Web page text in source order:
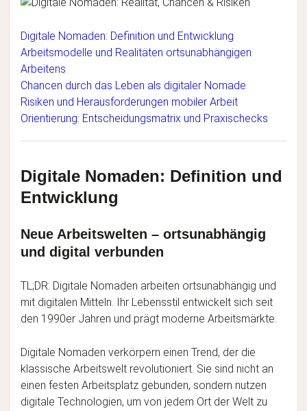
Digitale Nomaden: Definition und Entwicklung
Arbeitsmodelle und Realitäten ortsunabhängigen
Arbeitens
Chancen durch das Leben als digitaler Nomade
Risiken und Herausforderungen mobiler Arbeit
Orientierung: Entscheidungsmatrix und Praxischecks
Digitale Nomaden: Definition und
Entwicklung
Neue Arbeitswelten – ortsunabhängig
und digital verbunden
TL;DR: Digitale Nomaden arbeiten ortsunabhängig und
mit digitalen Mitteln. Ihr Lebensstil entwickelt sich seit
den 1990er Jahren und prägt moderne Arbeitsmärkte.
Digitale Nomaden verkörpern einen Trend, der die
klassische Arbeitswelt revolutioniert. Sie sind nicht an
einen festen Arbeitsplatz gebunden, sondern nutzen
digitale Technologien, um von jedem Ort der Welt zu